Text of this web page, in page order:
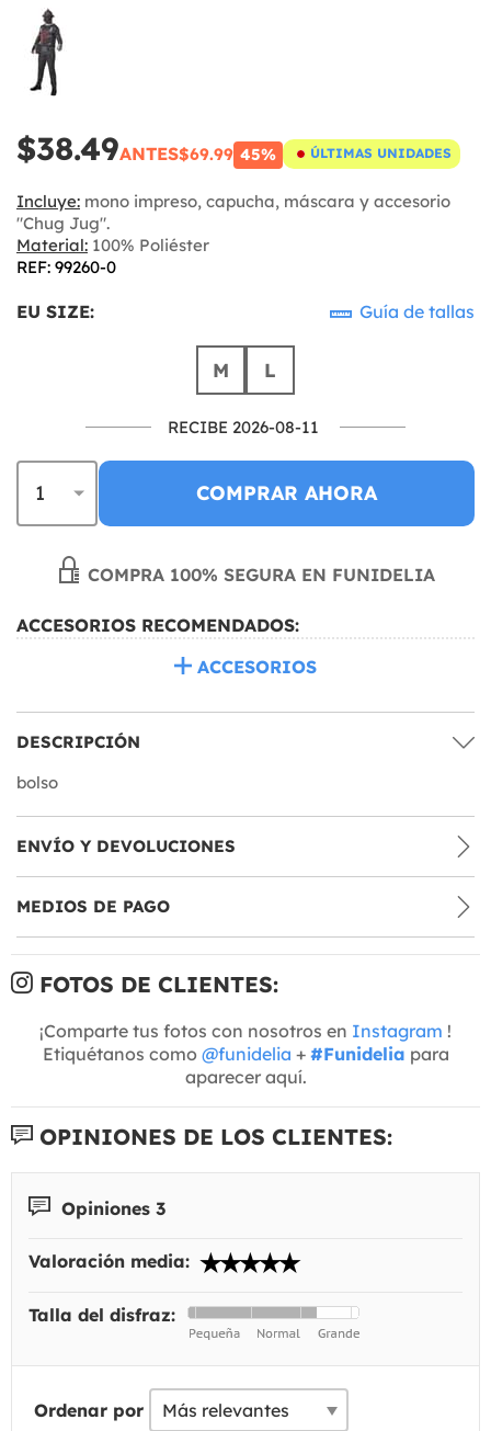
$38.49ANTES$69.99 45% ÚLTIMAS UNIDADES
Incluye: mono impreso, capucha, máscara y accesorio
"Chug Jug".
Material: 100% Poliéster
REF: 99260-0
EU SIZE: Guía de tallas
M L
RECIBE 2026-08-11
COMPRAR AHORA
COMPRA 100% SEGURA EN FUNIDELIA
ACCESORIOS RECOMENDADOS:
ACCESORIOS
DESCRIPCIÓN
bolso
ENVÍO Y DEVOLUCIONES
MEDIOS DE PAGO
FOTOS DE CLIENTES:
¡Comparte tus fotos con nosotros en Instagram !
Etiquétanos como @funidelia + #Funidelia para
aparecer aquí.
OPINIONES DE LOS CLIENTES:
Opiniones 3
Valoración media:
Talla del disfraz:
Ordenar por